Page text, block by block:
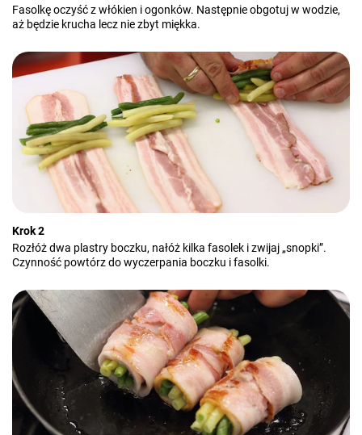
Fasolkę oczyść z włókien i ogonków. Następnie obgotuj w wodzie,
aż będzie krucha lecz nie zbyt miękka.
Krok 2
Rozłóż dwa plastry boczku, nałóż kilka fasolek i zwijaj „snopki”.
Czynność powtórz do wyczerpania boczku i fasolki.